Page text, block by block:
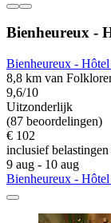
Bienheureux -
Bienheureux -
8,8 km van
9,6/10
Uitzonderlijk
(87 beoordelingen)
€ 102
inclusief belastingen
9 aug - 10 aug
Bienheureux -